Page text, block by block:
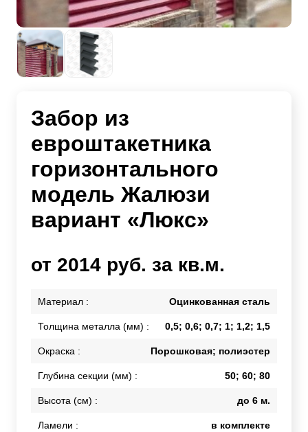
Забор из
евроштакетника
горизонтального
модель Жалюзи
вариант «Люкс»
от 2014 руб. за кв.м.
Материал : Оцинкованная сталь
Толщина металла (мм) : 0,5; 0,6; 0,7; 1; 1,2; 1,5
Окраска : Порошковая; полиэстер
Глубина секции (мм) : 50; 60; 80
Высота (см) : до 6 м.
Ламели : в комплекте